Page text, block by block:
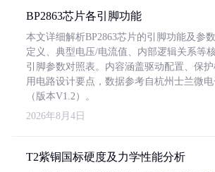
BP2863芯片各引脚功能
本文详细解析BP2863芯片的引脚功能及参
定义、典型电压/电流值、内部逻辑关系等
引脚参数对照表。内容涵盖驱动配置、保
用电路设计要点，数据参考自杭州士兰微
（版本V1.2）。
2026年8月4日
T2紫铜国标硬度及力学性能分析